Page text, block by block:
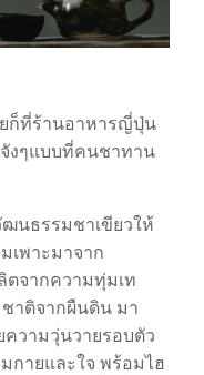
ก็ที่ร้านอาหารญี่ปุ่น
งๆแบบที่คนชาทาน
นธรรมชาเขียวให้
เพาะมาจาก
จากความทุ่มเท
าติจากผืนดิน มา
ความวุ่นวายรอบตัว
กายและใจ พร้อมไฮ